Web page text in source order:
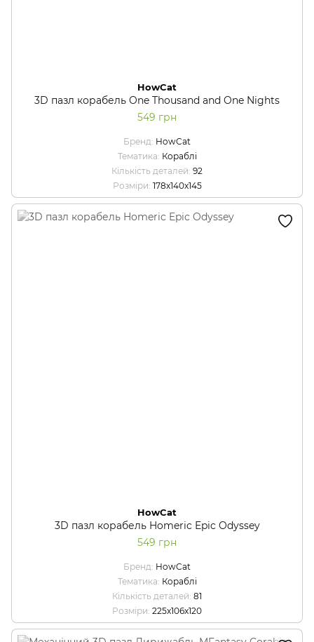
HowCat
3D пазл корабель One Thousand and One Nights
549 грн
Бренд HowCat
Тематика Кораблі
Кількість деталей 92
Розміри 178х140х145
HowCat
3D пазл корабель Homeric Epic Odyssey
549 грн
Бренд HowCat
Тематика Кораблі
Кількість деталей 81
Розміри 225x106x120